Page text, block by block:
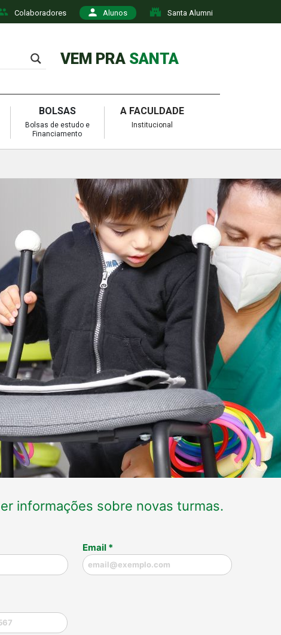
Colaboradores Alunos Santa Alumni
VEM PRA SANTA
BOLSAS
Bolsas de estudo e
Financiamento
A FACULDADE
Institucional